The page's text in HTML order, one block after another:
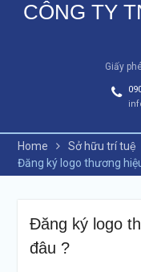
CÔNG TY
Giấy
Home Sở hữu trí tuệ
Đăng ký logo thương
Đăng ký logo
đâu ?